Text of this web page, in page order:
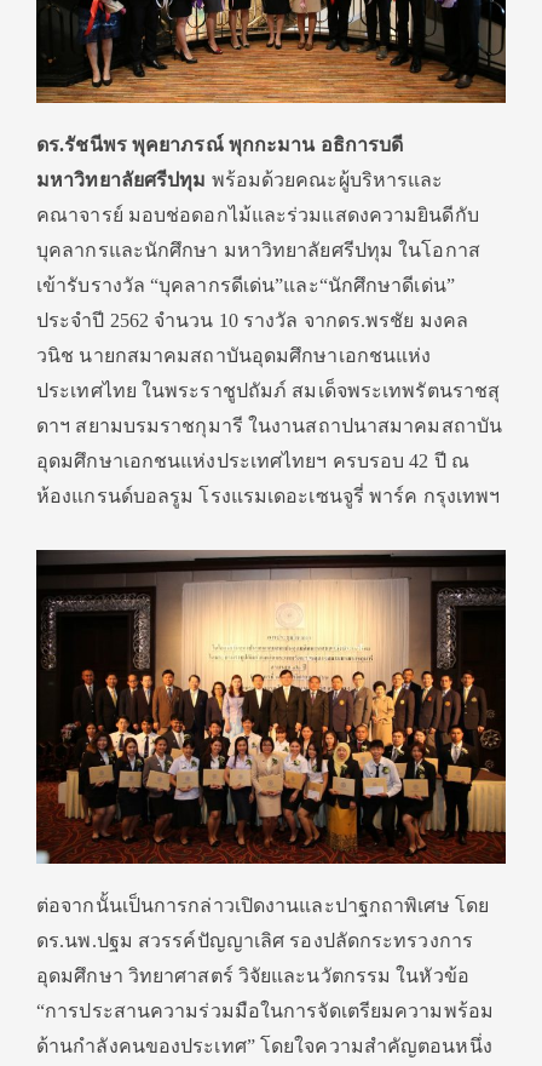
ดร.รัชนีพร พุคยาภรณ์ พุกกะมาน อธิการบดี
มหาวิทยาลัยศรีปทุม พร้อมด้วยคณะผู้บริหารและ
คณาจารย์ มอบช่อดอกไม้และร่วมแสดงความยินดีกับ
บุคลากรและนักศึกษา มหาวิทยาลัยศรีปทุม ในโอกาส
เข้ารับรางวัล “บุคลากรดีเด่น”และ“นักศึกษาดีเด่น”
ประจำปี 2562 จำนวน 10 รางวัล จากดร.พรชัย มงคล
วนิช นายกสมาคมสถาบันอุดมศึกษาเอกชนแห่ง
ประเทศไทย ในพระราชูปถัมภ์ สมเด็จพระเทพรัตนราชสุ
ดาฯ สยามบรมราชกุมารี ในงานสถาปนาสมาคมสถาบัน
อุดมศึกษาเอกชนแห่งประเทศไทยฯ ครบรอบ 42 ปี ณ
ห้องแกรนด์บอลรูม โรงแรมเดอะเซนจูรี่ พาร์ค กรุงเทพฯ
ต่อจากนั้นเป็นการกล่าวเปิดงานและปาฐกถาพิเศษ โดย
ดร.นพ.ปฐม สวรรค์ปัญญาเลิศ รองปลัดกระทรวงการ
อุดมศึกษา วิทยาศาสตร์ วิจัยและนวัตกรรม ในหัวข้อ
“การประสานความร่วมมือในการจัดเตรียมความพร้อม
ด้านกำลังคนของประเทศ” โดยใจความสำคัญตอนหนึ่ง